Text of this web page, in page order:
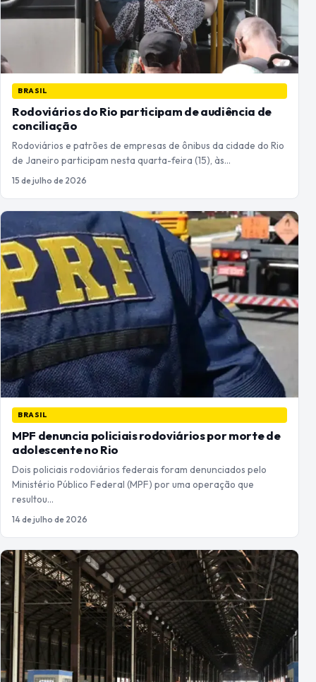
BRASIL
Rodoviários do Rio participam de audiência de
conciliação
Rodoviários e patrões de empresas de ônibus da cidade do Rio
de Janeiro participam nesta quarta-feira (15), às…
15 de julho de 2026
BRASIL
MPF denuncia policiais rodoviários por morte de
adolescente no Rio
Dois policiais rodoviários federais foram denunciados pelo
Ministério Público Federal (MPF) por uma operação que
resultou…
14 de julho de 2026